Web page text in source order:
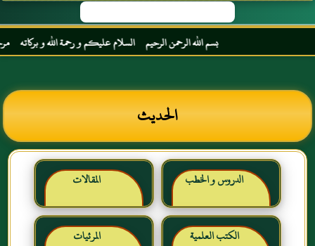
بسم الله الرحمن الرحيم السلام عليكم و رحمة الله و بركاته
الحديث
الدروس و الخطب المقالات
الكتب العلمية المرئيات